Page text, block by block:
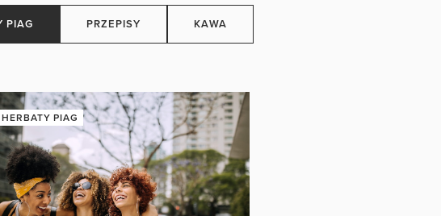
HERBATY PIAG